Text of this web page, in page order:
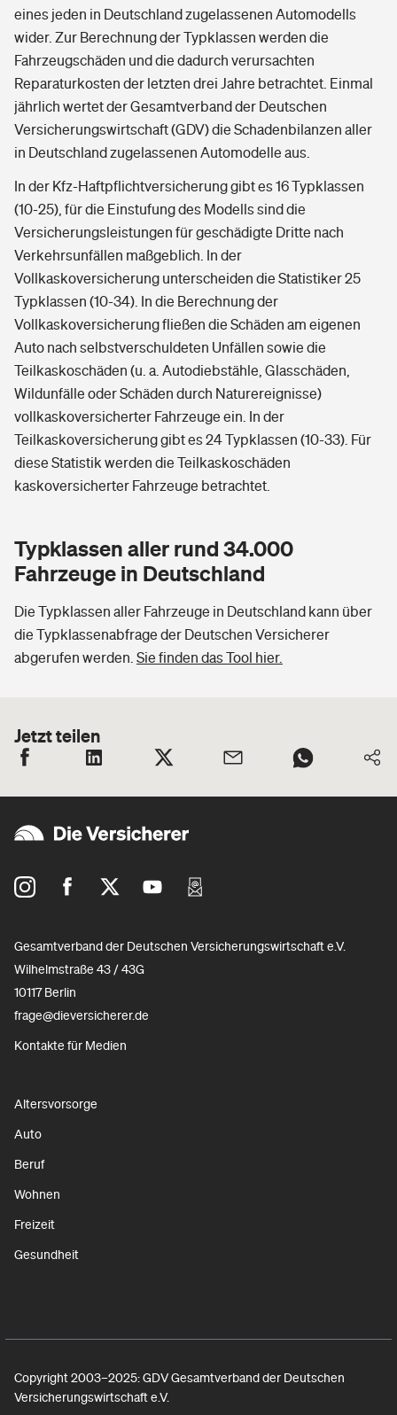
eines jeden in Deutschland zugelassenen Automodells
wider. Zur Berechnung der Typklassen werden die
Fahrzeugschäden und die dadurch verursachten
Reparaturkosten der letzten drei Jahre betrachtet. Einmal
jährlich wertet der Gesamtverband der Deutschen
Versicherungswirtschaft (GDV) die Schadenbilanzen aller
in Deutschland zugelassenen Automodelle aus.
In der Kfz-Haftpflichtversicherung gibt es 16 Typklassen
(10-25), für die Einstufung des Modells sind die
Versicherungsleistungen für geschädigte Dritte nach
Verkehrsunfällen maßgeblich. In der
Vollkaskoversicherung unterscheiden die Statistiker 25
Typklassen (10-34). In die Berechnung der
Vollkaskoversicherung fließen die Schäden am eigenen
Auto nach selbstverschuldeten Unfällen sowie die
Teilkaskoschäden (u. a. Autodiebstähle, Glasschäden,
Wildunfälle oder Schäden durch Naturereignisse)
vollkaskoversicherter Fahrzeuge ein. In der
Teilkaskoversicherung gibt es 24 Typklassen (10-33). Für
diese Statistik werden die Teilkaskoschäden
kaskoversicherter Fahrzeuge betrachtet.
Typklassen aller rund 34.000
Fahrzeuge in Deutschland
Die Typklassen aller Fahrzeuge in Deutschland kann über
die Typklassenabfrage der Deutschen Versicherer
abgerufen werden. Sie finden das Tool hier.
Jetzt teilen
Gesamtverband der Deutschen Versicherungswirtschaft e.V.
Wilhelmstraße 43 / 43G
10117 Berlin
frage@dieversicherer.de
Kontakte für Medien
Altersvorsorge
Auto
Beruf
Wohnen
Freizeit
Gesundheit
Copyright 2003–2025: GDV Gesamtverband der Deutschen
Versicherungswirtschaft e.V.